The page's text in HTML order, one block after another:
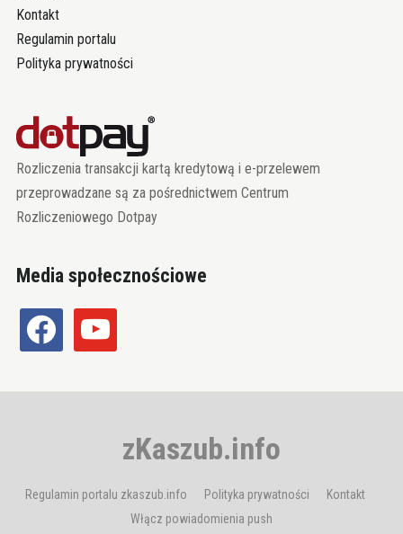
Kontakt
Regulamin portalu
Polityka prywatności
Rozliczenia transakcji kartą kredytową i e-przelewem
przeprowadzane są za pośrednictwem Centrum
Rozliczeniowego Dotpay
Media społecznościowe
facebook youtube
zKaszub.info
Regulamin portalu zkaszub.info Polityka prywatności
Kontakt
Włącz powiadomienia push